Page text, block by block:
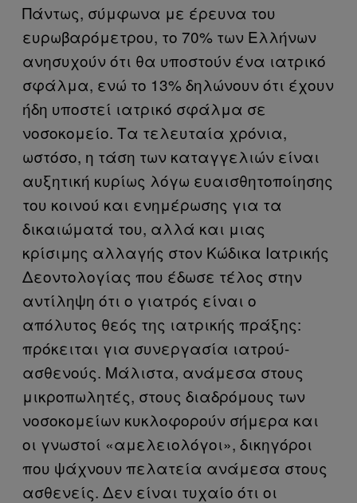
Πάντως, σύμφωνα με έρευνα του
ευρωβαρόμετρου, το 70% των Ελλήνων
ανησυχούν ότι θα υποστούν ένα ιατρικό
σφάλμα, ενώ το 13% δηλώνουν ότι έχουν
ήδη υποστεί ιατρικό σφάλμα σε
νοσοκομείο. Τα τελευταία χρόνια,
ωστόσο, η τάση των καταγγελιών είναι
αυξητική κυρίως λόγω ευαισθητοποίησης
του κοινού και ενημέρωσης για τα
δικαιώματά του, αλλά και μιας
κρίσιμης αλλαγής στον Κώδικα Ιατρικής
Δεοντολογίας που έδωσε τέλος στην
αντίληψη ότι ο γιατρός είναι ο
απόλυτος θεός της ιατρικής πράξης:
πρόκειται για συνεργασία ιατρού-
ασθενούς. Μάλιστα, ανάμεσα στους
μικροπωλητές, στους διαδρόμους των
νοσοκομείων κυκλοφορούν σήμερα και
οι γνωστοί «αμελειολόγοι», δικηγόροι
που ψάχνουν πελατεία ανάμεσα στους
ασθενείς. Δεν είναι τυχαίο ότι οι